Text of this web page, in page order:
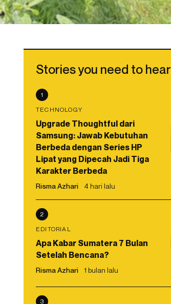
Stories you need to hear
1
TECHNOLOGY
Upgrade Thoughtful dari
Samsung: Jawab Kebutuhan
Berbeda dengan Series HP
Lipat yang Dipecah Jadi Tiga
Karakter Berbeda
Risma Azhari 4 hari lalu
2
EDITORIAL
Apa Kabar Sumatera 7 Bulan
Setelah Bencana?
Risma Azhari 1 bulan lalu
3